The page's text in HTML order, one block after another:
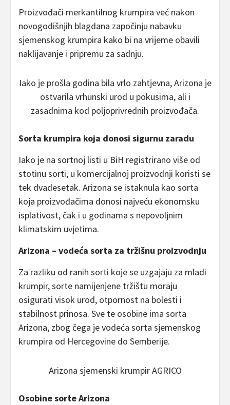
Proizvođači merkantilnog krumpira već nakon
novogodišnjih blagdana započinju nabavku
sjemenskog krumpira kako bi na vrijeme obavili
naklijavanje i pripremu za sadnju.
Iako je prošla godina bila vrlo zahtjevna, Arizona je
ostvarila vrhunski urod u pokusima, ali i
zasadnima kod poljoprivrednih proizvođača.
Sorta krumpira koja donosi sigurnu zaradu
Iako je na sortnoj listi u BiH registrirano više od
stotinu sorti, u komercijalnoj proizvodnji koristi se
tek dvadesetak. Arizona se istaknula kao sorta
koja proizvođačima donosi najveću ekonomsku
isplativost, čak i u godinama s nepovoljnim
klimatskim uvjetima.
Arizona – vodeća sorta za tržišnu proizvodnju
Za razliku od ranih sorti koje se uzgajaju za mladi
krumpir, sorte namijenjene tržištu moraju
osigurati visok urod, otpornost na bolesti i
stabilnost prinosa. Sve te osobine ima sorta
Arizona, zbog čega je vodeća sorta sjemenskog
krumpira od Hercegovine do Semberije.
Arizona sjemenski krumpir AGRICO
Osobine sorte Arizona